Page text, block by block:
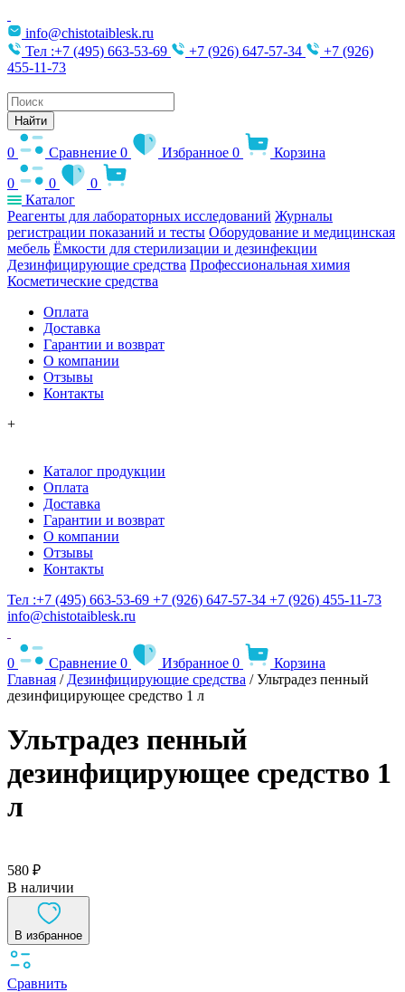
info@chistotaiblesk.ru
Тел :+7 (495) 663-53-69
+7 (926) 647-57-34
+7 (926)
455-11-73
Поиск
товаров
Найти
0 Сравнение 0 Избранное 0
Корзина
0
0
0
Каталог
Реагенты для лабораторных исследований Журналы
регистрации показаний и тесты Оборудование и медицинская
мебель Ёмкости для стерилизации и дезинфекции
Дезинфицирующие средства Профессиональная химия
Косметические средства
Оплата
Доставка
Гарантии и возврат
О компании
Отзывы
Контакты
+
Каталог продукции
Оплата
Доставка
Гарантии и возврат
О компании
Отзывы
Контакты
Тел :+7 (495) 663-53-69 +7 (926) 647-57-34 +7 (926) 455-11-73
info@chistotaiblesk.ru
0 Сравнение 0 Избранное 0
Корзина
Главная / Дезинфицирующие средства / Ультрадез пенный
дезинфицирующее средство 1 л
Ультрадез пенный
дезинфицирующее средство 1
л
580 ₽
В наличии
В избранное
Сравнить